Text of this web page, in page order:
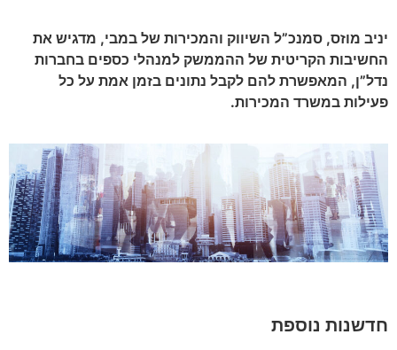
יניב מוזס, סמנכ”ל השיווק והמכירות של במבי, מדגיש את
החשיבות הקריטית של ההממשק למנהלי כספים בחברות
נדל”ן, המאפשרת להם לקבל נתונים בזמן אמת על כל
פעילות במשרד המכירות.
חדשנות נוספת